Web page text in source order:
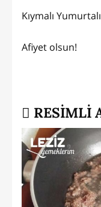
Kıymalı
Afiyet olsun!
RESİMLİ